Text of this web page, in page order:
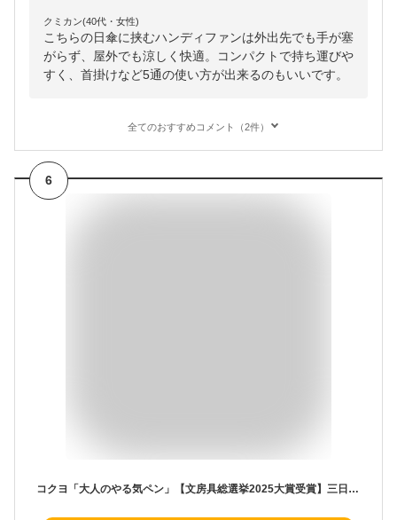
クミカン(40代・女性)
こちらの日傘に挟むハンディファンは外出先でも手が塞
がらず、屋外でも涼しく快適。コンパクトで持ち運びや
すく、首掛けなど5通の使い方が出来るのもいいです。
全てのおすすめコメント（2件）
6
コクヨ「大人のやる気ペン」【文房具総選挙2025大賞受賞】三日坊主に寄り添う、超小型軽量ラーニングデバイス 学習タイマー(勉強 タイマー)などを使ってる人にも人気 【iOS・Android両対応】